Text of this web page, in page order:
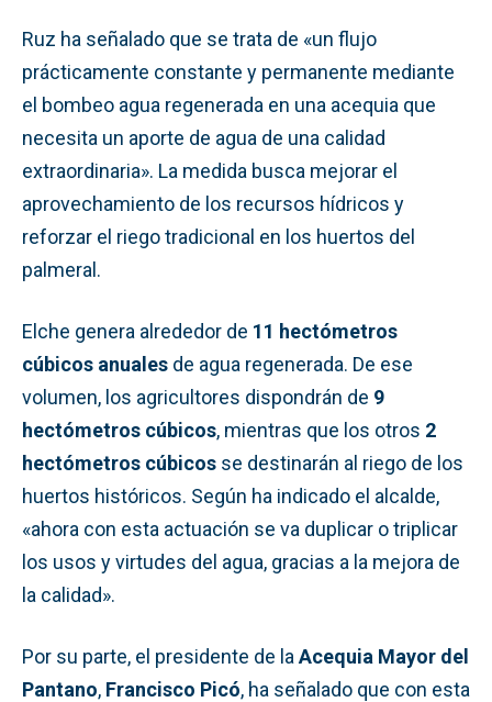
Ruz ha señalado que se trata de «un flujo
prácticamente constante y permanente mediante
el bombeo agua regenerada en una acequia que
necesita un aporte de agua de una calidad
extraordinaria». La medida busca mejorar el
aprovechamiento de los recursos hídricos y
reforzar el riego tradicional en los huertos del
palmeral.
Elche genera alrededor de 11 hectómetros
cúbicos anuales de agua regenerada. De ese
volumen, los agricultores dispondrán de 9
hectómetros cúbicos, mientras que los otros 2
hectómetros cúbicos se destinarán al riego de los
huertos históricos. Según ha indicado el alcalde,
«ahora con esta actuación se va duplicar o triplicar
los usos y virtudes del agua, gracias a la mejora de
la calidad».
Por su parte, el presidente de la Acequia Mayor del
Pantano, Francisco Picó, ha señalado que con esta